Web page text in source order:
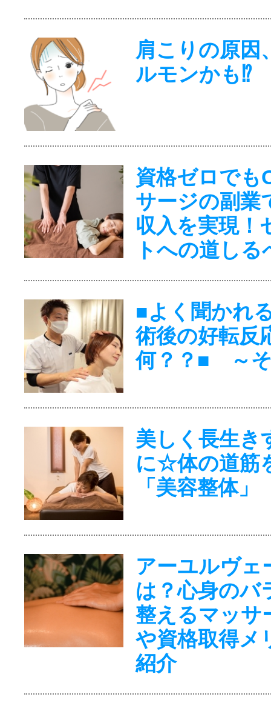
肩こりの原因
ルモンかも⁉
資格ゼロでも
サージの副業
収入を実現！
トへの道しる
■よく聞かれ
術後の好転反
何？？■ ～
美しく長生き
に☆体の道筋
「美容整体」
アーユルヴェ
は？心身のバ
整えるマッサ
や資格取得メ
紹介